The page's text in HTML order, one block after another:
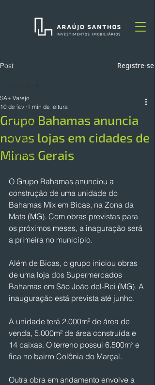
Post Registre-se
TODOS
NOTÍCIAS
ARTIGOS
OPINIÃO
Grupo Bahamas anuncia
novas lojas em cidades de
Minas Gerais
SA+ Varejo
10 de fev. 1 min de leitura
O Grupo Bahamas anunciou a
construção de uma unidade do
Bahamas Mix em Bicas, na Zona da
Mata (MG). Com obras previstas para
os próximos meses, a inaguração será
a primeira no município.
Além de Bicas, o grupo iniciou obras
de uma loja dos Supermercados
Bahamas em São João del-Rei (MG). A
inauguração está prevista até junho.
A unidade terá 2.000m² de área de
venda, 5.000m² de área construída e
14 caixas. O terreno possui 6.500m² e
fica no bairro Colônia do Marçal.
Outra obra em andamento envolve a